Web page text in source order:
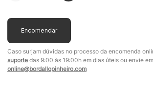
Encomendar
Caso surjam dúvidas no processo da encomenda
suporte das 9:00 às 19:00h em dias úteis ou envie
online@bordallopinheiro.com